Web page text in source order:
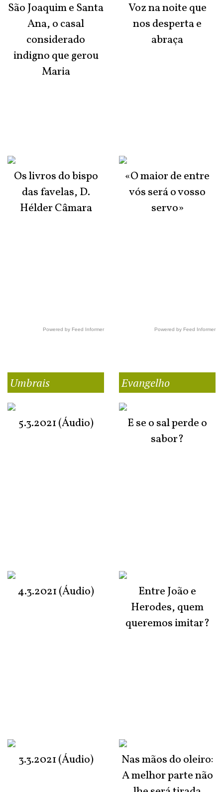
São Joaquim e Santa
Ana, o casal
considerado
indigno que gerou
Maria
Os livros do bispo
das favelas, D.
Hélder Câmara
Powered by Feed Informer
Voz na noite que
nos desperta e
abraça
«O maior de entre
vós será o vosso
servo»
Powered by Feed Informer
Umbrais
5.3.2021 (Áudio)
4.3.2021 (Áudio)
3.3.2021 (Áudio)
Evangelho
E se o sal perde o
sabor?
Entre João e
Herodes, quem
queremos imitar?
Nas mãos do oleiro:
A melhor parte não